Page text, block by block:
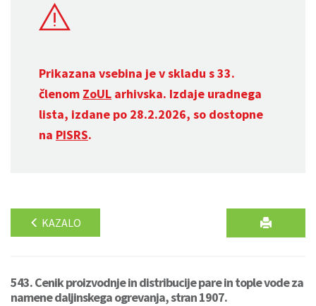
Prikazana vsebina je v skladu s 33.
členom ZoUL arhivska. Izdaje uradnega
lista, izdane po 28.2.2026, so dostopne
na PISRS.
KAZALO
543. Cenik proizvodnje in distribucije pare in tople vode za
namene daljinskega ogrevanja, stran 1907.